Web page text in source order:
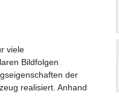
viele
Bildfolgen
der
realisiert. Anhand